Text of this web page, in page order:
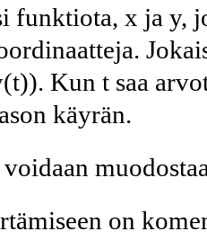
funktiota, x ja y,
. Kun t saa
käyrän.
voidaan
on